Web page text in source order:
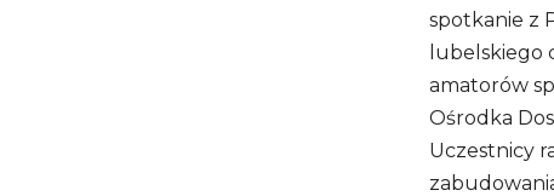
spotkanie z
lubelskiego
amatorów
Ośrodka
Uczestnicy